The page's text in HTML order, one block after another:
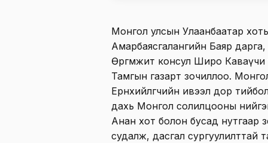
Монгол улсын Улаанбаатар
Амарбаясгалангийн Баяр
Өргөмжит консул Широ
Тамгын газарт зочиллоо.
Ерөнхийлөгчийн ивээл дор
дахь Монгол солилцооны
Анан хот болон бусад нутгаар
судалж, дасгал сургуулилттай